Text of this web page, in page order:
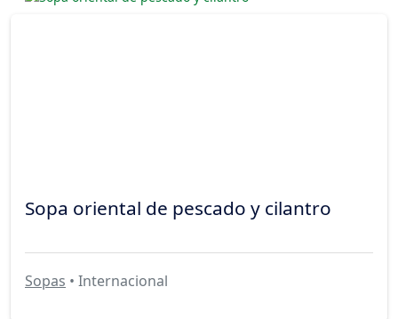
Sopa oriental de pescado y cilantro
Sopas • Internacional